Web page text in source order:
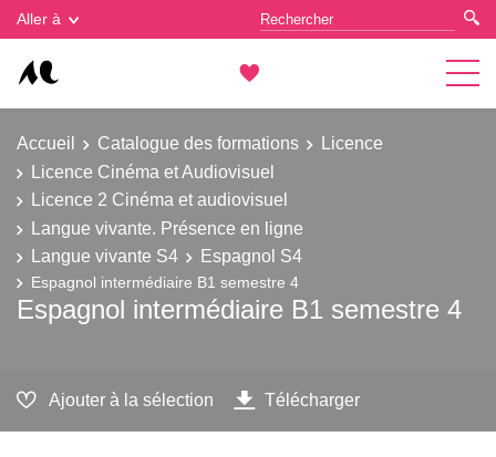
Aller à
Accueil Catalogue des formations
Licence
Licence Cinéma et Audiovisuel
Licence 2 Cinéma et audiovisuel
Langue vivante. Présence en ligne
Langue vivante S4
Espagnol S4
Espagnol intermédiaire B1 semestre 4
Espagnol intermédiaire B1 semestre 4
Ajouter à la sélection Télécharger
Gestion des cookies